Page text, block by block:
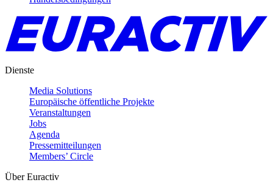
Dienste
Media Solutions
Europäische öffentliche Projekte
Veranstaltungen
Jobs
Agenda
Pressemitteilungen
Members’ Circle
Über Euractiv